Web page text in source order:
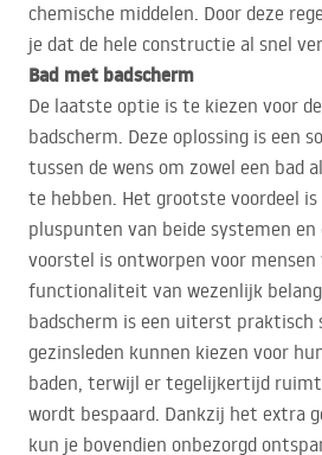
chemische middelen. Door deze
je dat de hele constructie al snel
Bad met badscherm
De laatste optie is te kiezen voor
badscherm. Deze oplossing is een
tussen de wens om zowel een bad
te hebben. Het grootste voordeel
pluspunten van beide systemen en
voorstel is ontworpen voor mensen
functionaliteit van wezenlijk
badscherm is een uiterst praktisch
gezinsleden kunnen kiezen voor
baden, terwijl er tegelijkertijd
wordt bespaard. Dankzij het extra
kun je bovendien onbezorgd